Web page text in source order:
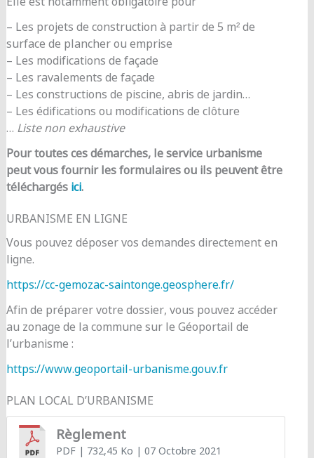
– Les projets de construction à partir de 5 m² de
surface de plancher ou emprise
– Les modifications de façade
– Les ravalements de façade
– Les constructions de piscine, abris de jardin…
– Les édifications ou modifications de clôture
… Liste non exhaustive
Pour toutes ces démarches, le service urbanisme
peut vous fournir les formulaires ou ils peuvent être
téléchargés ici.
URBANISME EN LIGNE
Vous pouvez déposer vos demandes directement en
ligne.
https://cc-gemozac-saintonge.geosphere.fr/
Afin de préparer votre dossier, vous pouvez accéder
au zonage de la commune sur le Géoportail de
l’urbanisme :
https://www.geoportail-urbanisme.gouv.fr
PLAN LOCAL D’URBANISME
Règlement
PDF| 732,45 Ko | 07 Octobre 2021